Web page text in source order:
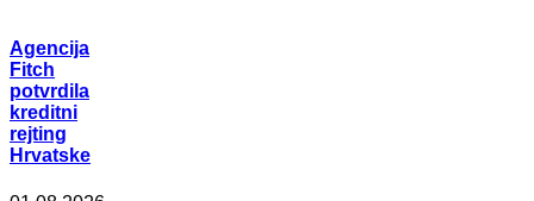
Agencija
Fitch
potvrdila
kreditni
rejting
Hrvatske